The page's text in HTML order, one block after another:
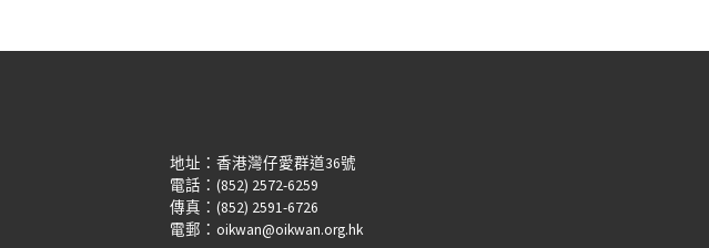
地址：香港灣仔愛群道36號
電話：(852) 2572-6259
傳真：(852) 2591-6726
電郵：oikwan@oikwan.org.hk